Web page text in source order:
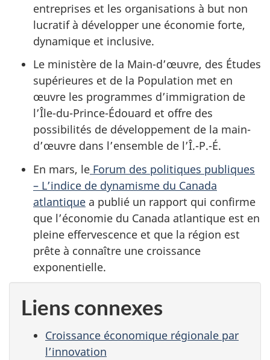
entreprises et les organisations à but non
lucratif à développer une économie forte,
dynamique et inclusive.
Le ministère de la Main-d’œuvre, des Études
supérieures et de la Population met en
œuvre les programmes d’immigration de
l’Île-du-Prince-Édouard et offre des
possibilités de développement de la main-
d’œuvre dans l’ensemble de l’Î.-P.-É.
En mars, le Forum des politiques publiques
– L’indice de dynamisme du Canada
atlantique a publié un rapport qui confirme
que l’économie du Canada atlantique est en
pleine effervescence et que la région est
prête à connaître une croissance
exponentielle.
Liens connexes
Croissance économique régionale par
l’innovation